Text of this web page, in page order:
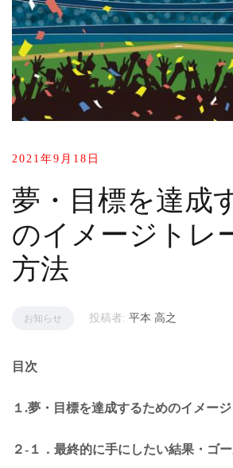
2021年9月18日
夢・目標を達成
のイメージトレ
方法
お知らせ 投稿者: 平本 高之
目次
１.夢・目標を達成するためのイメー
２-１．最終的に手にしたい結果・ゴ